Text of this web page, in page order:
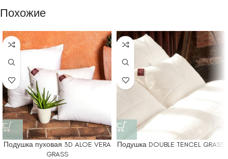
Похожие
Подушка пуховая 3D ALOE VERA
GRASS
Подушка DOUBLE TENCEL GRASS